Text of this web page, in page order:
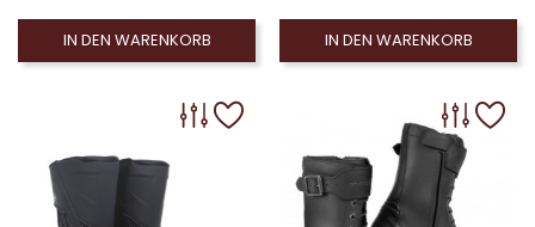
IN DEN WARENKORB IN DEN WARENKORB